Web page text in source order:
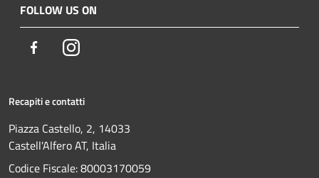
FOLLOW US ON
FacebookInstagram
Recapiti e contatti
Piazza Castello, 2, 14033
Castell'Alfero AT, Italia
Codice Fiscale: 80003170059